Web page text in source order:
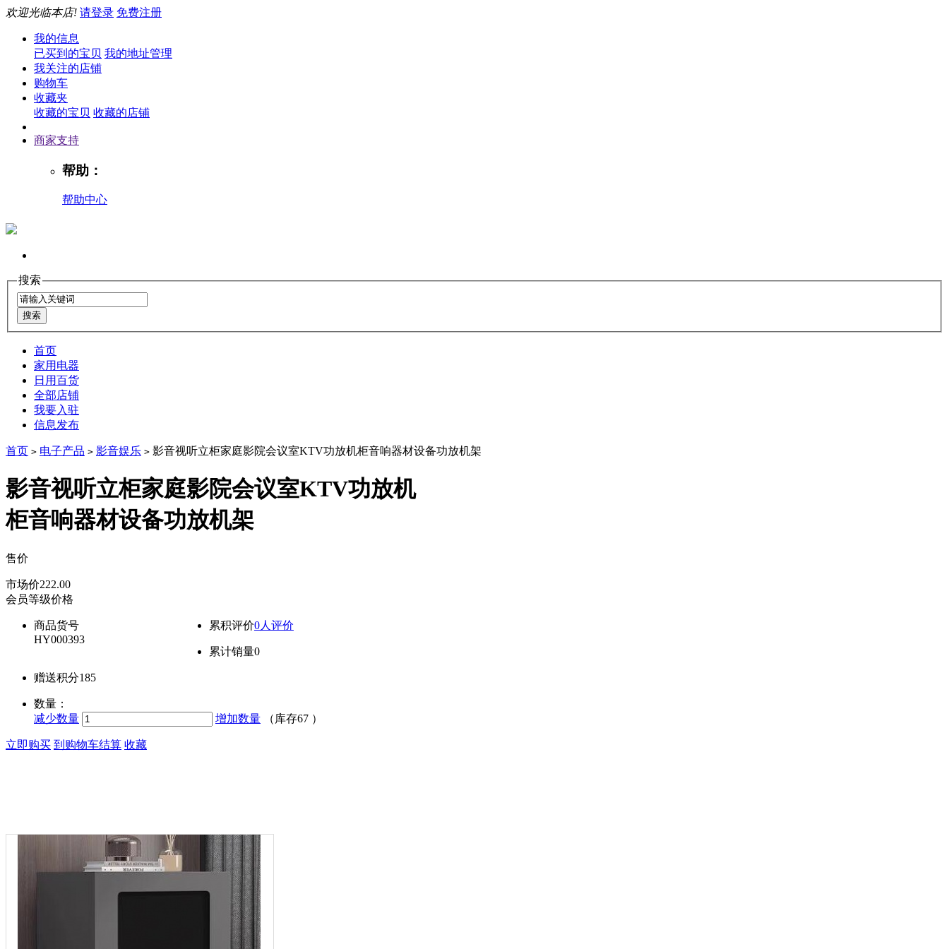
欢迎光临本店! 请登录 免费注册
我的信息
已买到的宝贝 我的地址管理
我关注的店铺
购物车
收藏夹
收藏的宝贝 收藏的店铺
商家支持
帮助：
帮助中心
搜索
首页
家用电器
日用百货
全部店铺
我要入驻
信息发布
首页 > 电子产品 > 影音娱乐 > 影音视听立柜家庭影院会议室KTV功放机柜音响器材设备功放机架
影音视听立柜家庭影院会议室KTV功放机
柜音响器材设备功放机架
售价
市场价222.00
会员等级价格
商品货号
HY000393
累积评价0人评价
累计销量0
赠送积分185
数量：
减少数量
增加数量 （库存67 ）
立即购买 到购物车结算 收藏